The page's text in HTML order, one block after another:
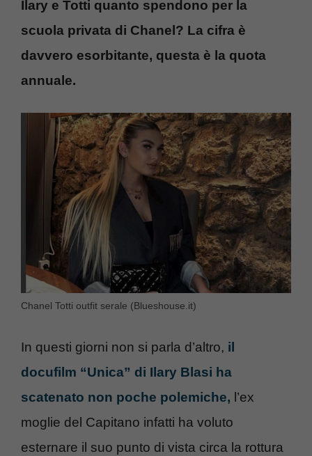
Ilary e Totti quanto spendono per la
scuola privata di Chanel? La cifra è
davvero esorbitante, questa è la quota
annuale.
Chanel Totti outfit serale (Blueshouse.it)
In questi giorni non si parla d’altro, il
docufilm “Unica” di Ilary Blasi ha
scatenato non poche polemiche, l’ex
moglie del Capitano infatti ha voluto
esternare il suo punto di vista circa la rottura